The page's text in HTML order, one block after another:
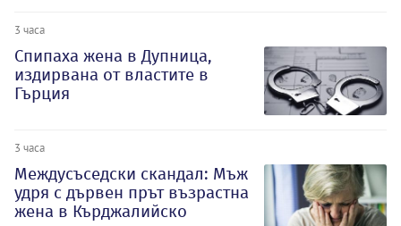
3 часа
Спипаха жена в Дупница,
издирвана от властите в
Гърция
3 часа
Междусъседски скандал: Мъж
удря с дървен прът възрастна
жена в Кърджалийско